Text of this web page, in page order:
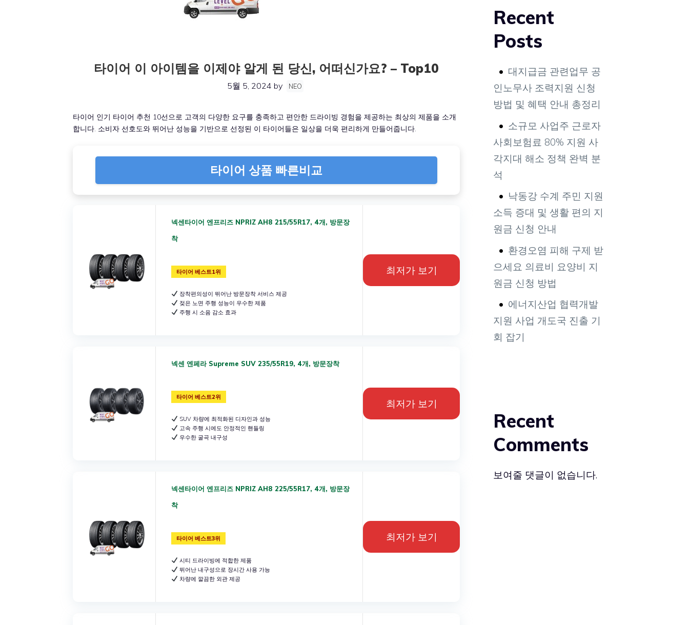
타이어 이 아이템을 이제야 알게 된 당신, 어떠신가요? – Top10
5월 5, 2024 by NEO
타이어 인기 타이어 추천 10선으로 고객의 다양한 요구를 충족하고 편안한 드라이빙 경험을 제공하는 최상의 제품을 소개
합니다. 소비자 선호도와 뛰어난 성능을 기반으로 선정된 이 타이어들은 일상을 더욱 편리하게 만들어줍니다.
타이어 상품 빠른비교
넥센타이어 엔프리즈 NPRIZ AH8 215/55R17, 4개, 방문장
착
타이어 베스트1위
장착편의성이 뛰어난 방문장착 서비스 제공
젖은 노면 주행 성능이 우수한 제품
주행 시 소음 감소 효과
최저가 보기
넥센 엔페라 Supreme SUV 235/55R19, 4개, 방문장착
타이어 베스트2위
SUV 차량에 최적화된 디자인과 성능
고속 주행 시에도 안정적인 핸들링
우수한 굴곡 내구성
최저가 보기
넥센타이어 엔프리즈 NPRIZ AH8 225/55R17, 4개, 방문장
착
타이어 베스트3위
시티 드라이빙에 적합한 제품
뛰어난 내구성으로 장시간 사용 가능
차량에 깔끔한 외관 제공
최저가 보기
Recent
Posts
대지급금 관련업무 공
인노무사 조력지원 신청
방법 및 혜택 안내 총정리
소규모 사업주 근로자
사회보험료 80% 지원 사
각지대 해소 정책 완벽 분
석
낙동강 수계 주민 지원
소득 증대 및 생활 편의 지
원금 신청 안내
환경오염 피해 구제 받
으세요 의료비 요양비 지
원금 신청 방법
에너지산업 협력개발
지원 사업 개도국 진출 기
회 잡기
Recent
Comments
보여줄 댓글이 없습니다.